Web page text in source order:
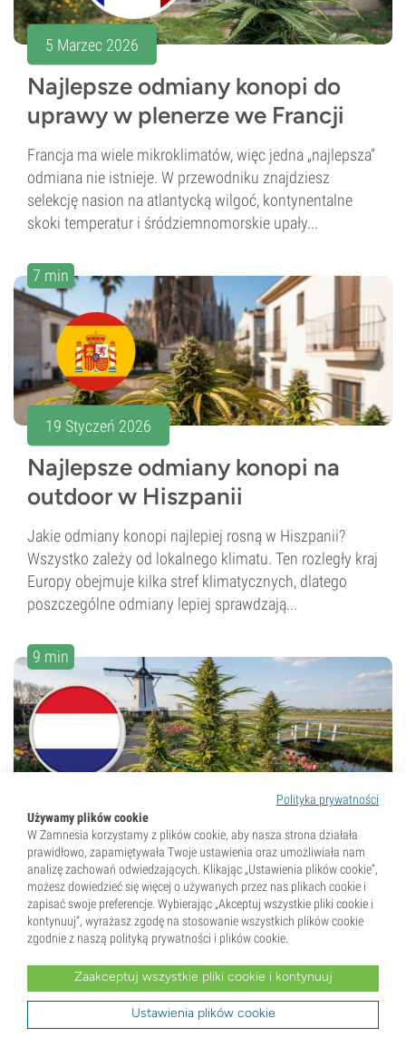
5 Marzec 2026
Najlepsze odmiany konopi do
uprawy w plenerze we Francji
Francja ma wiele mikroklimatów, więc jedna „najlepsza”
odmiana nie istnieje. W przewodniku znajdziesz
selekcję nasion na atlantycką wilgoć, kontynentalne
skoki temperatur i śródziemnomorskie upały...
7 min
19 Styczeń 2026
Najlepsze odmiany konopi na
outdoor w Hiszpanii
Jakie odmiany konopi najlepiej rosną w Hiszpanii?
Wszystko zależy od lokalnego klimatu. Ten rozległy kraj
Europy obejmuje kilka stref klimatycznych, dlatego
poszczególne odmiany lepiej sprawdzają...
9 min
Najlepsze odmiany konopi
outdoor do uprawy w Holandii
Planujesz uprawę konopi na zewnątrz w Holandii? Przy
chłodnym, wilgotnym klimacie wybór odpowiedniej
odmiany ma kluczowe znaczenie. W tym poradniku
znajdziesz 10 najlepiej sprawdzających się odmian...
Polityka prywatności
Używamy plików cookie
W Zamnesia korzystamy z plików cookie, aby nasza strona działała
prawidłowo, zapamiętywała Twoje ustawienia oraz umożliwiała nam
analizę zachowań odwiedzających. Klikając „Ustawienia plików cookie”,
możesz dowiedzieć się więcej o używanych przez nas plikach cookie i
zapisać swoje preferencje. Wybierając „Akceptuj wszystkie pliki cookie i
kontynuuj”, wyrażasz zgodę na stosowanie wszystkich plików cookie
zgodnie z naszą polityką prywatności i plików cookie.
Zaakceptuj wszystkie pliki cookie i kontynuuj
Ustawienia plików cookie